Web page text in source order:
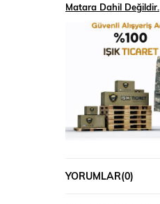
Matara Dahil Değildir.
YORUMLAR(0)